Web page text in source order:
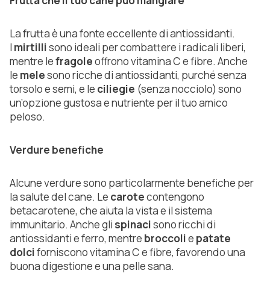
La frutta è una fonte eccellente di antiossidanti.
I mirtillisono ideali per combattere i radicali liberi,
mentre lefragoleoffrono vitamina C e fibre. Anche
le melesono ricche di antiossidanti, purché senza
torsolo e semi, e le ciliegie (senza nocciolo) sono
un’opzione gustosa e nutriente per il tuo amico
peloso.
Verdure benefiche
Alcune verdure sono particolarmente benefiche per
la salute del cane. Le carotecontengono
betacarotene, che aiuta la vista e il sistema
immunitario. Anche gli spinacisono ricchi di
antiossidanti e ferro, mentre broccolie patate
dolciforniscono vitamina C e fibre, favorendo una
buona digestione e una pelle sana.